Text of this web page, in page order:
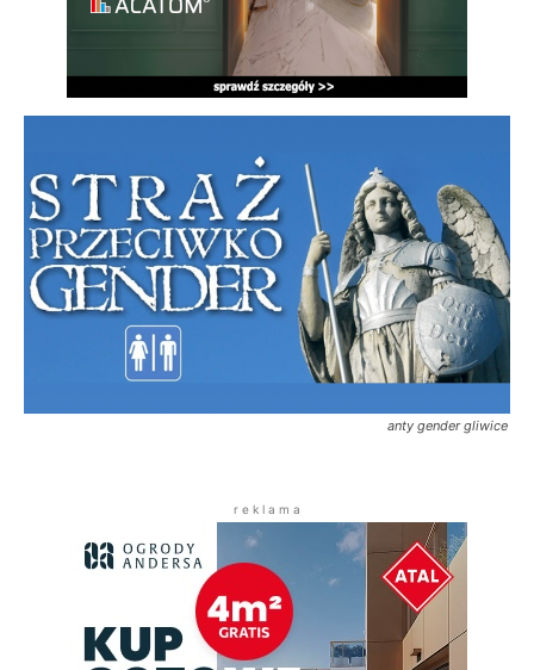
anty gender gliwice
r e k l a m a